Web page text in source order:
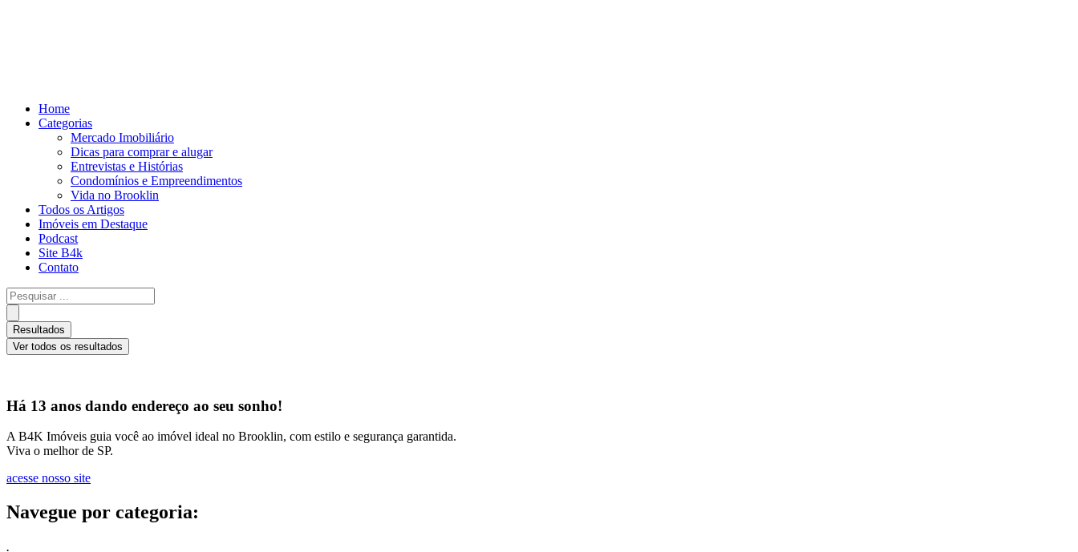
Home
Categorias
Mercado Imobiliário
Dicas para comprar e alugar
Entrevistas e Histórias
Condomínios e Empreendimentos
Vida no Brooklin
Todos os Artigos
Imóveis em Destaque
Podcast
Site B4k
Contato
Pesquisar
...
Resultados
Ver todos os resultados
Há 13 anos dando endereço ao seu sonho!
A B4K Imóveis guia você ao imóvel ideal no Brooklin, com estilo e segurança garantida.
Viva o melhor de SP.
acesse nosso site
Navegue por categoria:
.